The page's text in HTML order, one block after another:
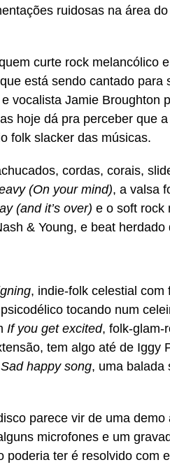
ruidosas na área
curte rock melancólico
está sendo cantado para
vocalista Jamie Broughton
hoje dá pra perceber que
folk slacker das músicas.
cordas, corais,
(On your mind), a valsa
(and it’s over) e o soft rock
& Young, e beat herdado
, indie-folk celestial
tocando num
If you get excited, folk-glam-
tem algo até de Iggy
Sad happy song, uma balada
parece vir de uma
microfones e um
poderia ter é resolvido com